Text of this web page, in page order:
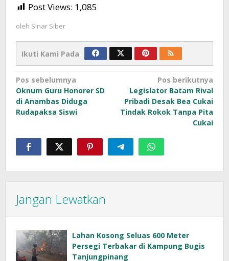
Post Views: 1,085
oleh Sinar Siber
Ikuti Kami Pada
Navigasi
pos
Pos sebelumnya
Oknum Guru Honorer SD
di Anambas Diduga
Rudapaksa Siswi
Pos berikutnya
Legislator Batam Rival
Pribadi Desak Bea Cukai
Tindak Rokok Tanpa Pita
Cukai
Jangan Lewatkan
Lahan Kosong Seluas 600 Meter
Persegi Terbakar di Kampung Bugis
Tanjungpinang